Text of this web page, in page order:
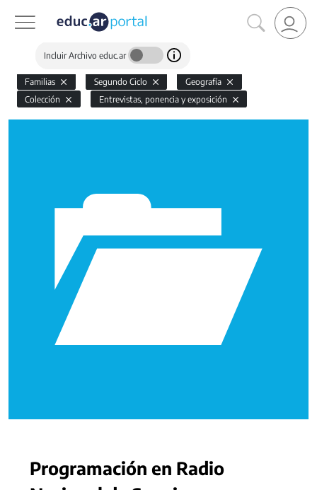
Incluir Archivo educ.ar
Familias Segundo Ciclo
Geografía
Colección
Entrevistas, ponencia y exposición
Programación en Radio